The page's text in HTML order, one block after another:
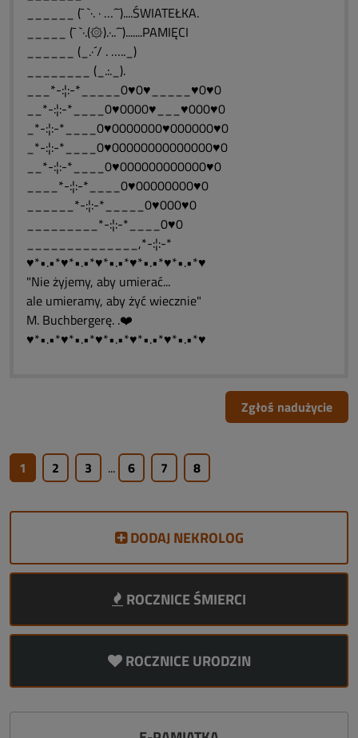
______ (¯ `·. · …´¯)....ŚWIATEŁKA.
_____ (¯ `·.(۞).·..´¯).......PAMIĘCI
______ (_.·´/ . ….._)
________ (_.:._).
___*-:¦:-*_____0♥0♥_____♥0♥0
__*-:¦:-*____0♥0000♥___♥000♥0
_*-:¦:-*____0♥0000000♥000000♥0
_*-:¦:-*____0♥00000000000000♥0
__*-:¦:-*____0♥000000000000♥0
____*-:¦:-*____0♥00000000♥0
______*-:¦:-*_____0♥000♥0
_________*-:¦:-*____0♥0
______________,*-:¦:-*
♥*•.•*♥*•.•*♥*•.•*♥*•.•*♥*•.•*♥
"Nie żyjemy, aby umierać...
ale umieramy, aby żyć wiecznie"
M. Buchbergerę. .❤️
♥*•.•*♥*•.•*♥*•.•*♥*•.•*♥*•.•*♥
Zgłoś nadużycie
1 2 3 ... 6 7 8
DODAJ NEKROLOG
ROCZNICE ŚMIERCI
ROCZNICE URODZIN